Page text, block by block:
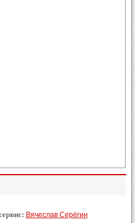
Вячеслав Серёгин